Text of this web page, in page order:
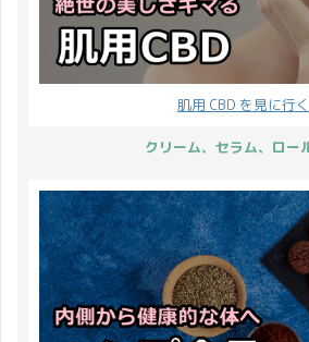
肌用 CBD を見に行く
クリーム、セラム、ロー